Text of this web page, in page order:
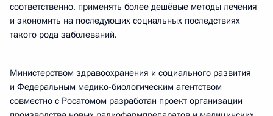
соответственно, применять более дешёвые методы лечения
и экономить на последующих социальных последствиях
такого рода заболеваний.
Министерством здравоохранения и социального развития
и Федеральным медико-биологическим агентством
совместно с Росатомом разработан проект организации